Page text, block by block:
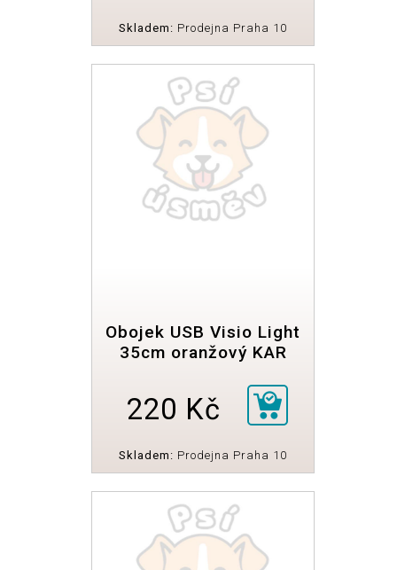
Skladem: Prodejna Praha 10
Obojek USB Visio Light
35cm oranžový KAR
220 Kč
Skladem: Prodejna Praha 10